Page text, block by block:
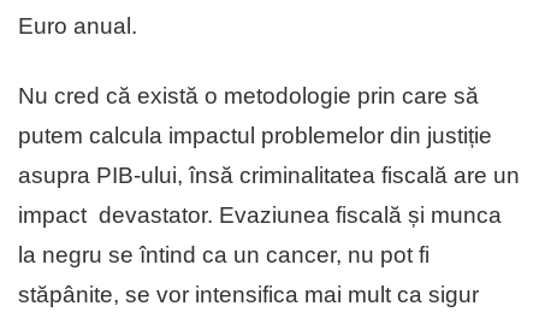
Euro anual.
Nu cred că există o metodologie prin care să
putem calcula impactul problemelor din justiție
asupra PIB-ului, însă criminalitatea fiscală are un
impact devastator. Evaziunea fiscală și munca
la negru se întind ca un cancer, nu pot fi
stăpânite, se vor intensifica mai mult ca sigur